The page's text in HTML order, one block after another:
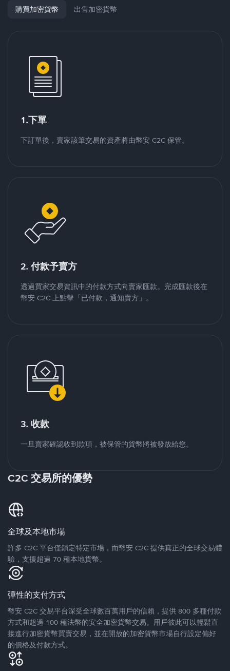
購買加密貨幣 出售加密貨幣
1.下單
下訂單後，賣家該筆交易的資產將由幣安 C2C 保管。
2. 付款予賣方
透過買家交易資訊中的付款方式向賣家匯款。完成匯款後在
幣安 C2C 上點擊「已付款，通知賣方」。
3. 收款
一旦賣家確認收到款項，被保管的貨幣將被發放給您。
C2C 交易所的優勢
全球及本地市場
許多 C2C 平台僅鎖定特定市場，而幣安 C2C 提供真正的全球交易體
驗，支援超過 70 種本地貨幣。
彈性的支付方式
幣安 C2C 交易平台深受全球數百萬用戶的信賴，提供 800 多種付款
方式和超過 100 種法幣的安全加密貨幣交易。用戶彼此可以輕鬆直
接進行加密貨幣買賣交易，並在開放的加密貨幣市場自行設定偏好
的價格及付款方式。